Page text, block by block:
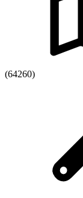
(64260)